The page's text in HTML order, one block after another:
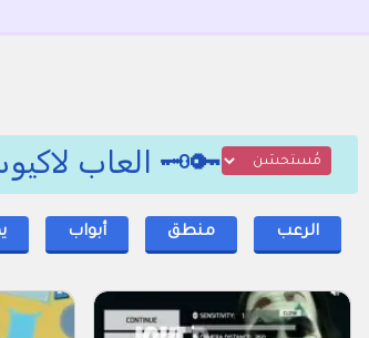
🔑🗝️ العاب لاكيوس الفصل 1:
الرعب منطق أبواب